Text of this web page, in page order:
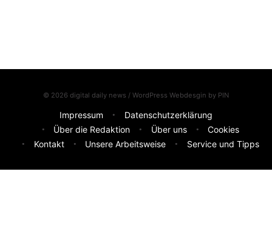
© 2026 digital daily news / WordPress Webdesgin by PIN
Impressum
Datenschutzerklärung
Über die Redaktion
Über uns
Cookies
Kontakt
Unsere Arbeitsweise Service und Tipps